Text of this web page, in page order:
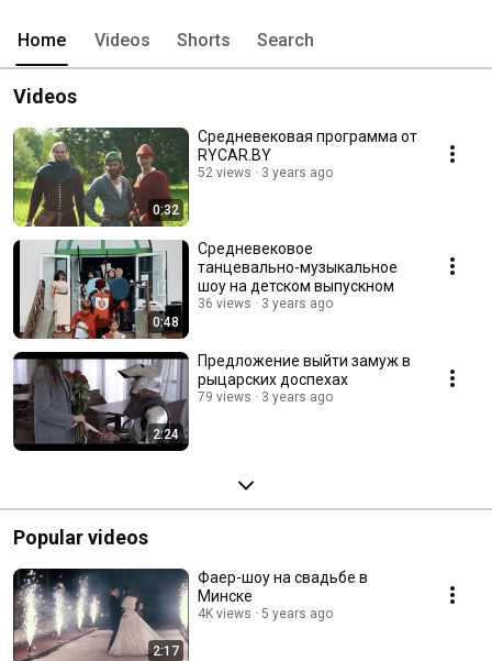
Home Videos Shorts Search
Videos
0:32
Средневековая программа от
RYCAR.BY
52 views 3 years ago
0:48
Средневековое
танцевально-музыкальное
шоу на детском выпускном
36 views 3 years ago
2:24
Предложение выйти замуж в
рыцарских доспехах
79 views 3 years ago
Popular videos
2:17
Фаер-шоу на свадьбе в
Минске
4K views 5 years ago